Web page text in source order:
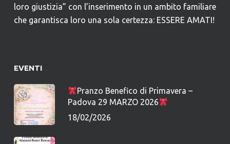
loro giustizia” con l’inserimento in un ambito familiare
che garantisca loro una sola certezza: ESSERE AMATI!
EVENTI
Pranzo Benefico di Primavera –
Padova 29 MARZO 2026
18/02/2026